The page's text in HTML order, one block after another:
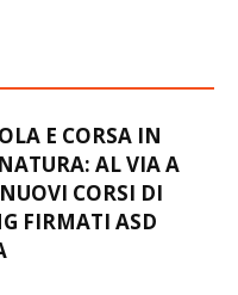
E CORSA IN
AL VIA A
CORSI DI
FIRMATI ASD